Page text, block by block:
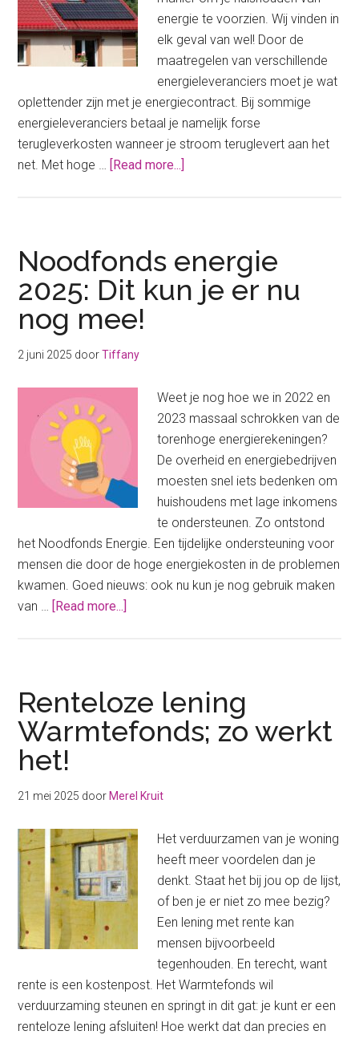
energie te voorzien. Wij vinden in
elk geval van wel! Door de
maatregelen van verschillende
energieleveranciers moet je wat
oplettender zijn met je energiecontract. Bij sommige
energieleveranciers betaal je namelijk forse
terugleverkosten wanneer je stroom teruglevert aan het
net. Met hoge …
[Read more...]
je
de
Noodfonds energie
2025: Dit kun je er nu
nog mee!
2 juni 2025 doorTiffany
Weet je nog hoe we in 2022 en
2023 massaal schrokken van de
torenhoge energierekeningen?
De overheid en energiebedrijven
moesten snel iets bedenken om
huishoudens met lage inkomens
te ondersteunen. Zo ontstond
het Noodfonds Energie. Een tijdelijke ondersteuning voor
mensen die door de hoge energiekosten in de problemen
kwamen. Goed nieuws: ook nu kun je nog gebruik maken
van …
[Read more...]
kun
je
nog
Renteloze lening
Warmtefonds; zo werkt
het!
21 mei 2025 door Merel Kruit
Het verduurzamen van je woning
heeft meer voordelen dan je
denkt. Staat het bij jou op de lijst,
of ben je er niet zo mee bezig?
Een lening met rente kan
mensen bijvoorbeeld
tegenhouden. En terecht, want
rente is een kostenpost. Het Warmtefonds wil
verduurzaming steunen en springt in dit gat: je kunt er een
renteloze lening afsluiten! Hoe werkt dat dan precies en